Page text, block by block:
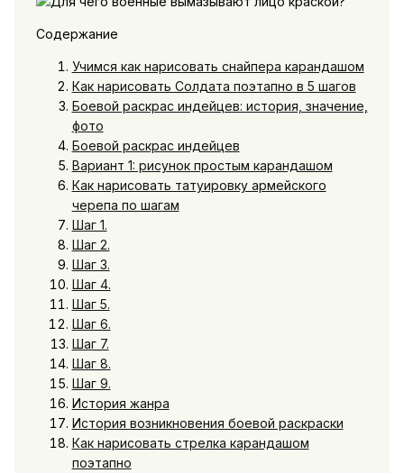
Содержание
Учимся как нарисовать снайпера карандашом
Как нарисовать Солдата поэтапно в 5 шагов
Боевой раскрас индейцев: история, значение,
фото
Боевой раскрас индейцев
Вариант 1: рисунок простым карандашом
Как нарисовать татуировку армейского
черепа по шагам
Шаг 1.
Шаг 2.
Шаг 3.
Шаг 4.
Шаг 5.
Шаг 6.
Шаг 7.
Шаг 8.
Шаг 9.
История жанра
История возникновения боевой раскраски
Как нарисовать стрелка карандашом
поэтапно